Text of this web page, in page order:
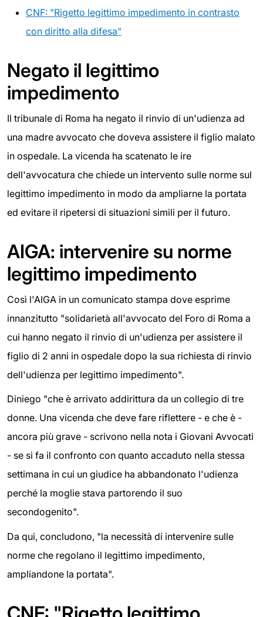
CNF: "Rigetto legittimo impedimento in contrasto
con diritto alla difesa"
Negato il legittimo
impedimento
Il tribunale di Roma ha negato il rinvio di un'udienza ad
una madre avvocato che doveva assistere il figlio malato
in ospedale. La vicenda ha scatenato le ire
dell'avvocatura che chiede un intervento sulle norme sul
legittimo impedimento in modo da ampliarne la portata
ed evitare il ripetersi di situazioni simili per il futuro.
AIGA: intervenire su norme
legittimo impedimento
Così l'AIGA in un comunicato stampa dove esprime
innanzitutto "solidarietà all'avvocato del Foro di Roma a
cui hanno negato il rinvio di un'udienza per assistere il
figlio di 2 anni in ospedale dopo la sua richiesta di rinvio
dell'udienza per legittimo impedimento".
Diniego "che è arrivato addirittura da un collegio di tre
donne. Una vicenda che deve fare riflettere - e che è -
ancora più grave - scrivono nella nota i Giovani Avvocati
- se si fa il confronto con quanto accaduto nella stessa
settimana in cui un giudice ha abbandonato l'udienza
perché la moglie stava partorendo il suo
secondogenito".
Da qui, concludono, "la necessità di intervenire sulle
norme che regolano il legittimo impedimento,
ampliandone la portata".